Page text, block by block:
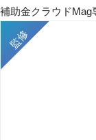
補助金クラウドMag